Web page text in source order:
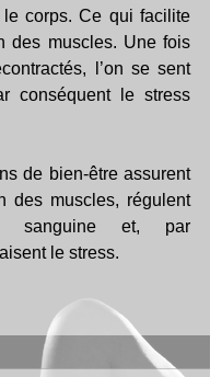
corps. Ce qui facilite
des muscles. Une fois
l’on se sent
conséquent le stress
de bien-être assurent
des muscles, régulent
sanguine et, par
le stress.